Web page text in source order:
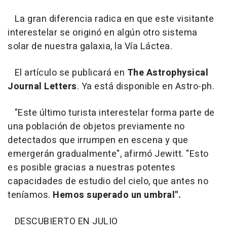
La gran diferencia radica en que este visitante
interestelar se originó en algún otro sistema
solar de nuestra galaxia, la Vía Láctea.
El artículo se publicará en The Astrophysical
Journal Letters. Ya está disponible en Astro-ph.
"Este último turista interestelar forma parte de
una población de objetos previamente no
detectados que irrumpen en escena y que
emergerán gradualmente", afirmó Jewitt. "Esto
es posible gracias a nuestras potentes
capacidades de estudio del cielo, que antes no
teníamos. Hemos superado un umbral".
DESCUBIERTO EN JULIO